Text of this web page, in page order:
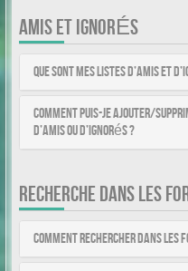
AMIS ET IGNORÉS
Que sont mes listes d’amis et
Comment puis-je ajouter/
d’amis ou d’ignorés ?
RECHERCHE DANS LES
Comment rechercher dans les